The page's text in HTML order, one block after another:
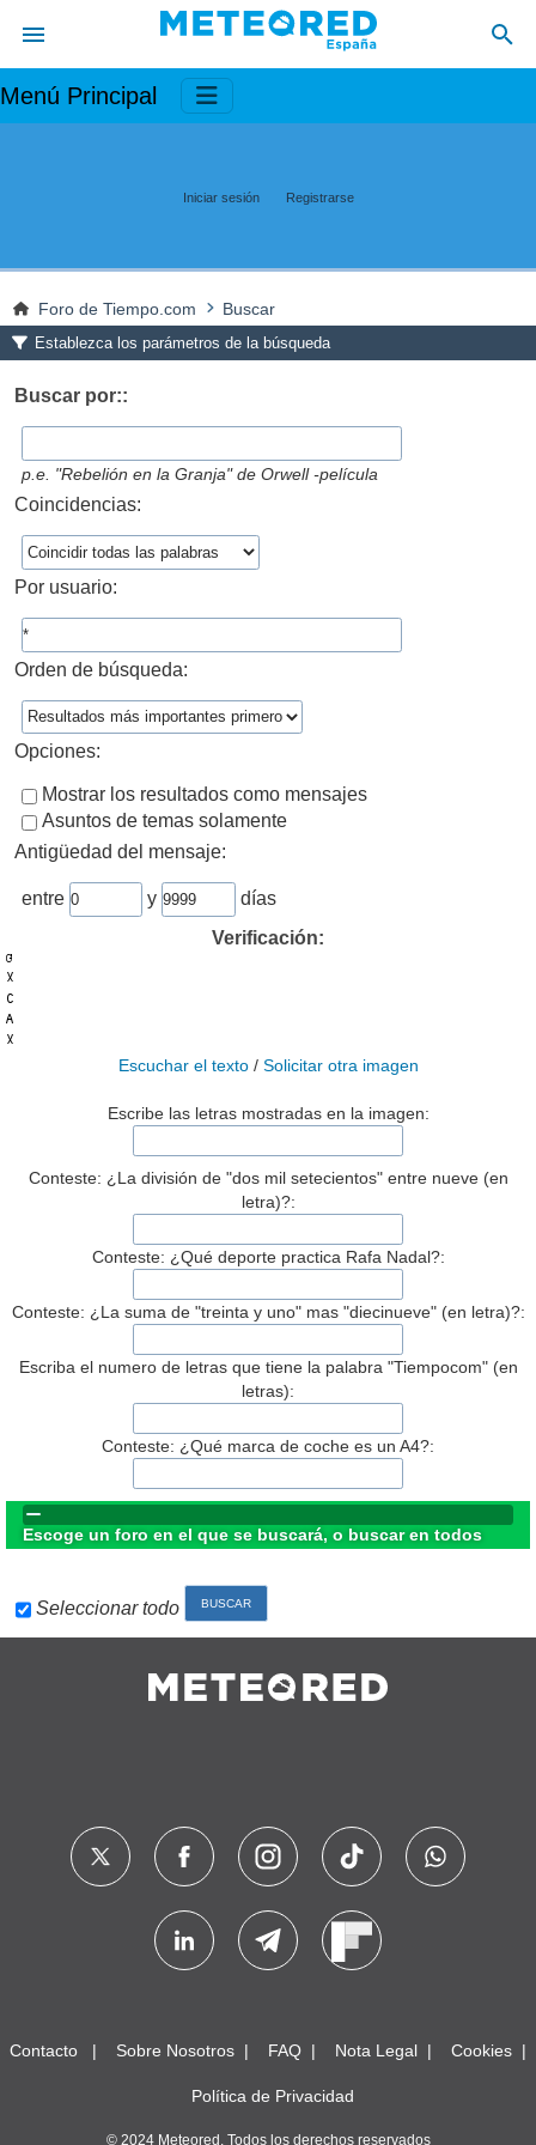
Menú Principal
Iniciar sesión Registrarse
Foro de Tiempo.com Buscar
Establezca los parámetros de la búsqueda
Buscar por::
p.e. "Rebelión en la Granja" de Orwell -película
Coincidencias:
Por usuario:
Orden de búsqueda:
Opciones:
Mostrar los resultados como mensajes
Asuntos de temas solamente
Antigüedad del mensaje:
entre y
días
Verificación:
Escuchar el texto/ Solicitar otra imagen
Escribe las letras mostradas en la imagen:
Conteste: ¿La división de "dos mil setecientos" entre nueve (en
letra)?:
Conteste: ¿Qué deporte practica Rafa Nadal?:
Conteste: ¿La suma de "treinta y uno" mas "diecinueve" (en letra)?:
Escriba el numero de letras que tiene la palabra "Tiempocom" (en
letras):
Conteste: ¿Qué marca de coche es un A4?:
Escoge un foro en el que se buscará, o buscar en todos
Seleccionar todo
Contacto Sobre Nosotros FAQ Nota Legal Cookies
Política de Privacidad
© 2024 Meteored. Todos los derechos reservados